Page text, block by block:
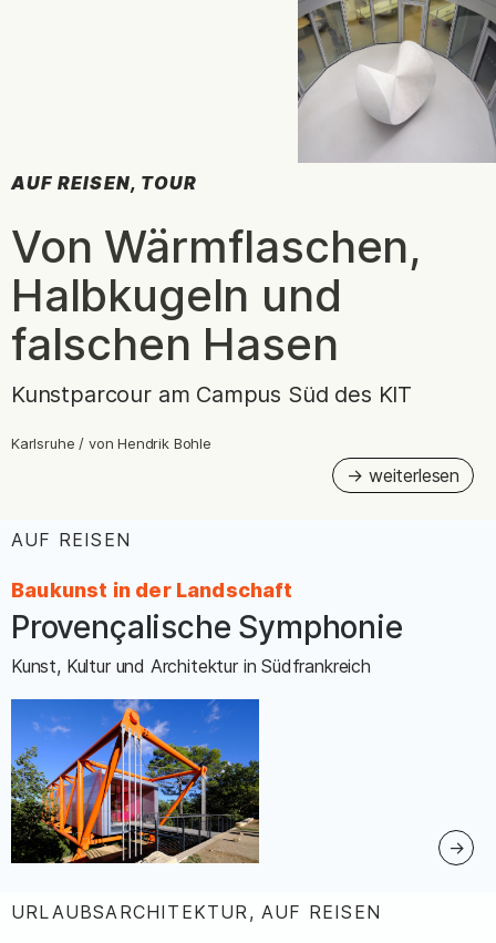
AUF REISEN, TOUR
Von Wärmflaschen,
Halbkugeln und
falschen Hasen
Kunstparcour am Campus Süd des KIT
Karlsruhe / vonHendrik Bohle
AUF REISEN
Baukunst in der Landschaft
–
Provençalische Symphonie
Kunst, Kultur und Architektur in Südfrankreich
URLAUBSARCHITEKTUR, AUF REISEN